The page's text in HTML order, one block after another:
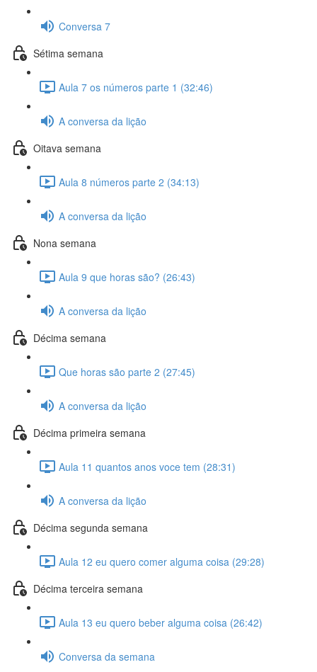
Conversa 7
Sétima semana
Aula 7 os números parte 1 (32:46)
A conversa da lição
Oitava semana
Aula 8 números parte 2 (34:13)
A conversa da lição
Nona semana
Aula 9 que horas são? (26:43)
A conversa da lição
Décima semana
Que horas são parte 2 (27:45)
A conversa da lição
Décima primeira semana
Aula 11 quantos anos voce tem (28:31)
A conversa da lição
Décima segunda semana
Aula 12 eu quero comer alguma coisa (29:28)
Décima terceira semana
Aula 13 eu quero beber alguma coisa (26:42)
Conversa da semana